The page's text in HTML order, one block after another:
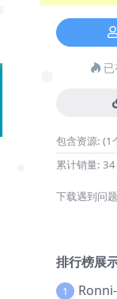
包含资源: (1
累计销量: 34
下载遇到问
排行榜展
1